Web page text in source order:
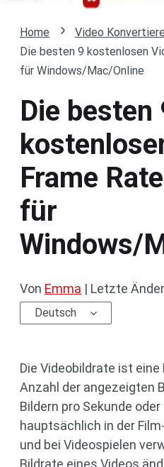
Home
Video
Die besten 9 kostenlosen
für Windows/Mac/Online
Die besten
Frame
für
Windows/
Von Emma | Letzte
Deutsch
Die Videobildrate ist
Anzahl der angezeigten
Bildern pro Sekunde
hauptsächlich in der
und bei Videospielen
Bildrate eines Videos